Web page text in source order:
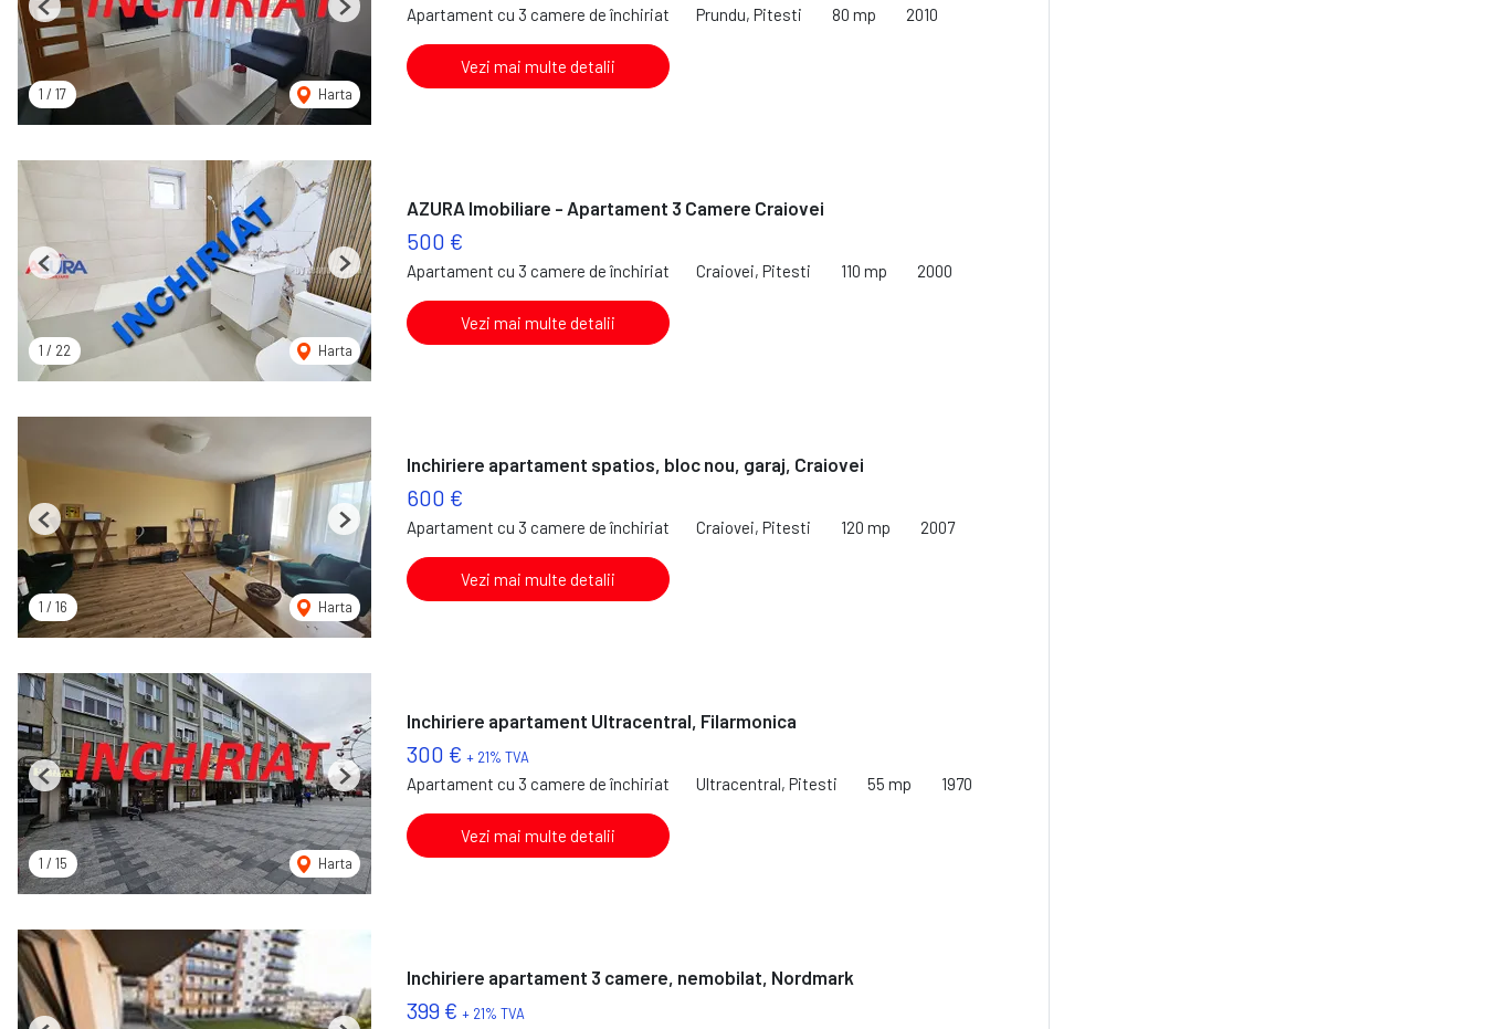
1 / 17 Harta
Previous Next Apartament cu 3 camere de închiriat Prundu, Pitesti 80 mp 2010
Vezi mai multe detalii
1 / 22 Harta
Previous Next
AZURA Imobiliare - Apartament 3 Camere Craiovei
500 €
Apartament cu 3 camere de închiriat Craiovei, Pitesti 110 mp 2000
Vezi mai multe detalii
1 / 16 Harta
Previous Next
Inchiriere apartament spatios, bloc nou, garaj, Craiovei
600 €
Apartament cu 3 camere de închiriat Craiovei, Pitesti 120 mp 2007
Vezi mai multe detalii
1 / 15 Harta
Previous Next
Inchiriere apartament Ultracentral, Filarmonica
300 € + 21% TVA
Apartament cu 3 camere de închiriat Ultracentral, Pitesti 55 mp 1970
Vezi mai multe detalii
Inchiriere apartament 3 camere, nemobilat, Nordmark
399 € + 21% TVA